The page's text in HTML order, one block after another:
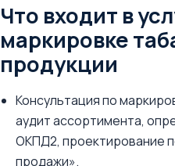
Что входит в
маркировке
продукции
Консультация по
аудит ассортимента,
ОКПД2, проектирование
продажи».